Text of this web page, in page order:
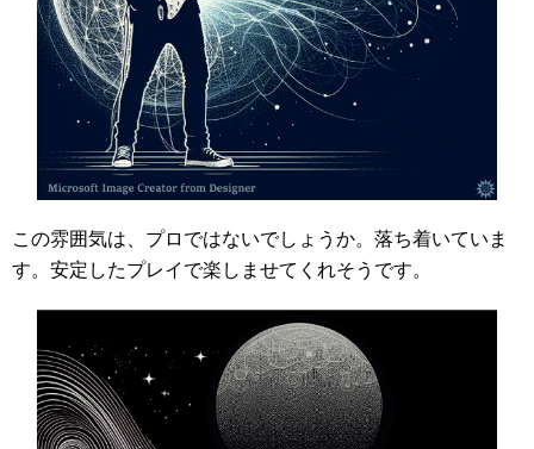
この雰囲気は、プロではないでしょうか。落ち着いていま
す。安定したプレイで楽しませてくれそうです。